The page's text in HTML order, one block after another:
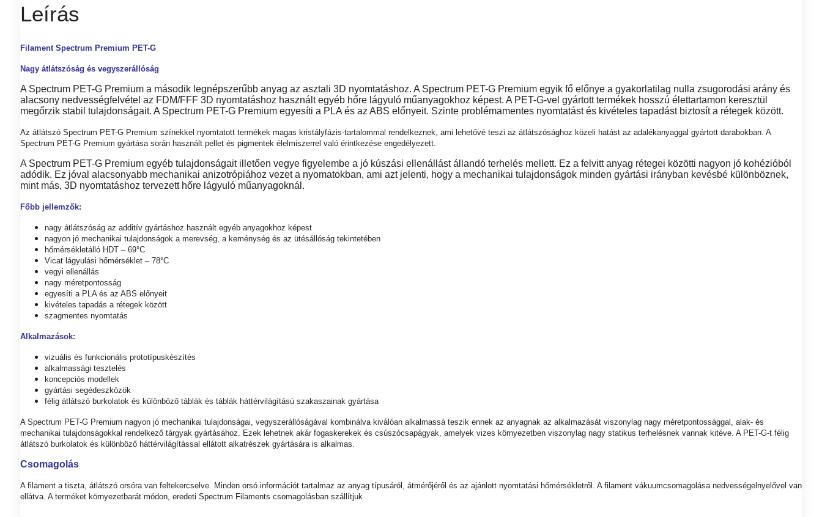
Leírás
Filament Spectrum Premium PET-G
Nagy átlátszóság és vegyszerállóság
A Spectrum PET-G Premium a második legnépszerűbb anyag az asztali 3D nyomtatáshoz. A Spectrum PET-G Premium egyik fő előnye a gyakorlatilag nulla zsugorodási arány és
alacsony nedvességfelvétel az FDM/FFF 3D nyomtatáshoz használt egyéb hőre lágyuló műanyagokhoz képest. A PET-G-vel gyártott termékek hosszú élettartamon keresztül
megőrzik stabil tulajdonságait. A Spectrum PET-G Premium egyesíti a PLA és az ABS előnyeit. Szinte problémamentes nyomtatást és kivételes tapadást biztosít a rétegek között.
Az átlátszó Spectrum PET-G Premium színekkel nyomtatott termékek magas kristályfázis-tartalommal rendelkeznek, ami lehetővé teszi az átlátszósághoz közeli hatást az adalékanyaggal gyártott darabokban. A
Spectrum PET-G Premium gyártása során használt pellet és pigmentek élelmiszerrel való érintkezése engedélyezett.
A Spectrum PET-G Premium egyéb tulajdonságait illetően vegye figyelembe a jó kúszási ellenállást állandó terhelés mellett. Ez a felvitt anyag rétegei közötti nagyon jó kohézióból
adódik. Ez jóval alacsonyabb mechanikai anizotrópiához vezet a nyomatokban, ami azt jelenti, hogy a mechanikai tulajdonságok minden gyártási irányban kevésbé különböznek,
mint más, 3D nyomtatáshoz tervezett hőre lágyuló műanyagoknál.
Főbb jellemzők:
nagy átlátszóság az additív gyártáshoz használt egyéb anyagokhoz képest
nagyon jó mechanikai tulajdonságok a merevség, a keménység és az ütésállóság tekintetében
hőmérsékletálló HDT – 69°C
Vicat lágyulási hőmérséklet – 78°C
vegyi ellenállás
nagy méretpontosság
egyesíti a PLA és az ABS előnyeit
kivételes tapadás a rétegek között
szagmentes nyomtatás
Alkalmazások:
vizuális és funkcionális prototípuskészítés
alkalmassági tesztelés
koncepciós modellek
gyártási segédeszközök
félig átlátszó burkolatok és különböző táblák és táblák háttérvilágítású szakaszainak gyártása
A Spectrum PET-G Premium nagyon jó mechanikai tulajdonságai, vegyszerállóságával kombinálva kiválóan alkalmassá teszik ennek az anyagnak az alkalmazását viszonylag nagy méretpontossággal, alak- és
mechanikai tulajdonságokkal rendelkező tárgyak gyártásához. Ezek lehetnek akár fogaskerekek és csúszócsapágyak, amelyek vizes környezetben viszonylag nagy statikus terhelésnek vannak kitéve. A PET-G-t félig
átlátszó burkolatok és különböző háttérvilágítással ellátott alkatrészek gyártására is alkalmas.
Csomagolás
A filament a tiszta, átlátszó orsóra van feltekercselve. Minden orsó információt tartalmaz az anyag típusáról, átmérőjéről és az ajánlott nyomtatási hőmérsékletről. A filament vákuumcsomagolása nedvességelnyelővel van
ellátva. A terméket környezetbarát módon, eredeti Spectrum Filaments csomagolásban szállítjuk